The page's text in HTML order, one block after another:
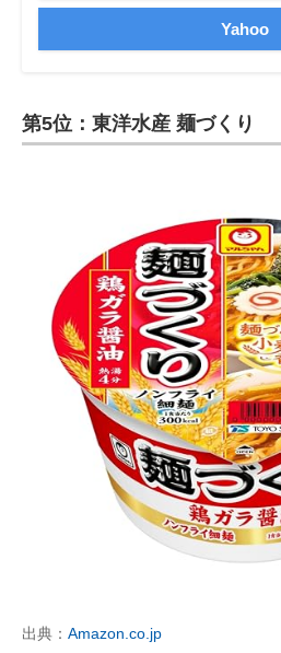
Yahoo
第5位：東洋水産 麺づくり
出典： Amazon.co.jp